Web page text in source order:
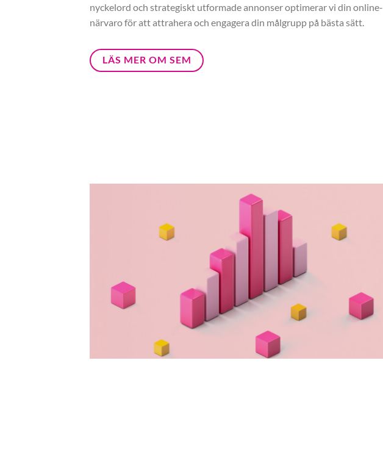
nyckelord och strategiskt utformade annonser optimerar vi din online-
närvaro för att attrahera och engagera din målgrupp på bästa sätt.
LÄS MER OM SEM